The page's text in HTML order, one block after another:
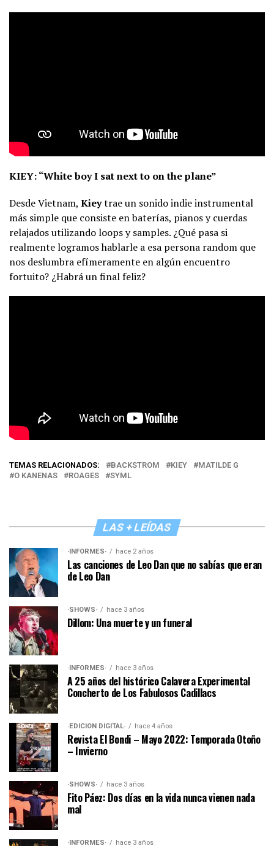
KIEY: “White boy I sat next to on the plane”
Desde Vietnam, Kieytrae un sonido indie instrumental
más simple que consiste en baterías, pianos y cuerdas
relajados utilizando loops y samples. ¿Qué pasa si
realmente logramos hablarle a esa persona random que
nos deslumbra efímeramente en algún encuentro
fortuito? ¿Habrá un final feliz?
TEMAS RELACIONADOS: BACKSTROM KIEY
MATILDE G
O KANENAS
ROAGES SYML
LAS + LEÍDAS
·INFORMES· hace 2 años
Las canciones de Leo Dan que no sabías que eran
de Leo Dan
·SHOWS· hace 3 años
Dillom: Una muerte y un funeral
·INFORMES· hace 3 años
A 25 años del histórico Calavera Experimental
Concherto de Los Fabulosos Cadillacs
·EDICIÓN DIGITAL· hace 4 años
Revista El Bondi – Mayo 2022: Temporada Otoño
– Invierno
·SHOWS· hace 3 años
Fito Páez: Dos días en la vida nunca vienen nada
mal
·INFORMES· hace 3 años